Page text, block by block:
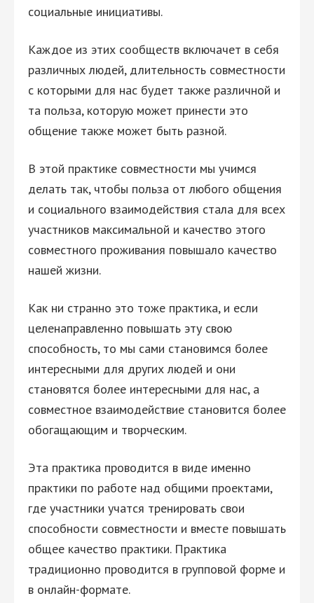
социальные инициативы.
Каждое из этих сообществ включачет в себя
различных людей, длительность совместности
с которыми для нас будет также различной и
та польза, которую может принести это
общение также может быть разной.
В этой практике совместности мы учимся
делать так, чтобы польза от любого общения
и социального взаимодействия стала для всех
участников максимальной и качество этого
совместного проживания повышало качество
нашей жизни.
Как ни странно это тоже практика, и если
целенаправленно повышать эту свою
способность, то мы сами становимся более
интересными для других людей и они
становятся более интересными для нас, а
совместное взаимодействие становится более
обогащающим и творческим.
Эта практика проводится в виде именно
практики по работе над общими проектами,
где участники учатся тренировать свои
способности совместности и вместе повышать
общее качество практики. Практика
традиционно проводится в групповой форме и
в онлайн-формате.